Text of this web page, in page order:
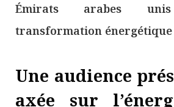
Émirats arabes
transformation
Une audience
axée sur